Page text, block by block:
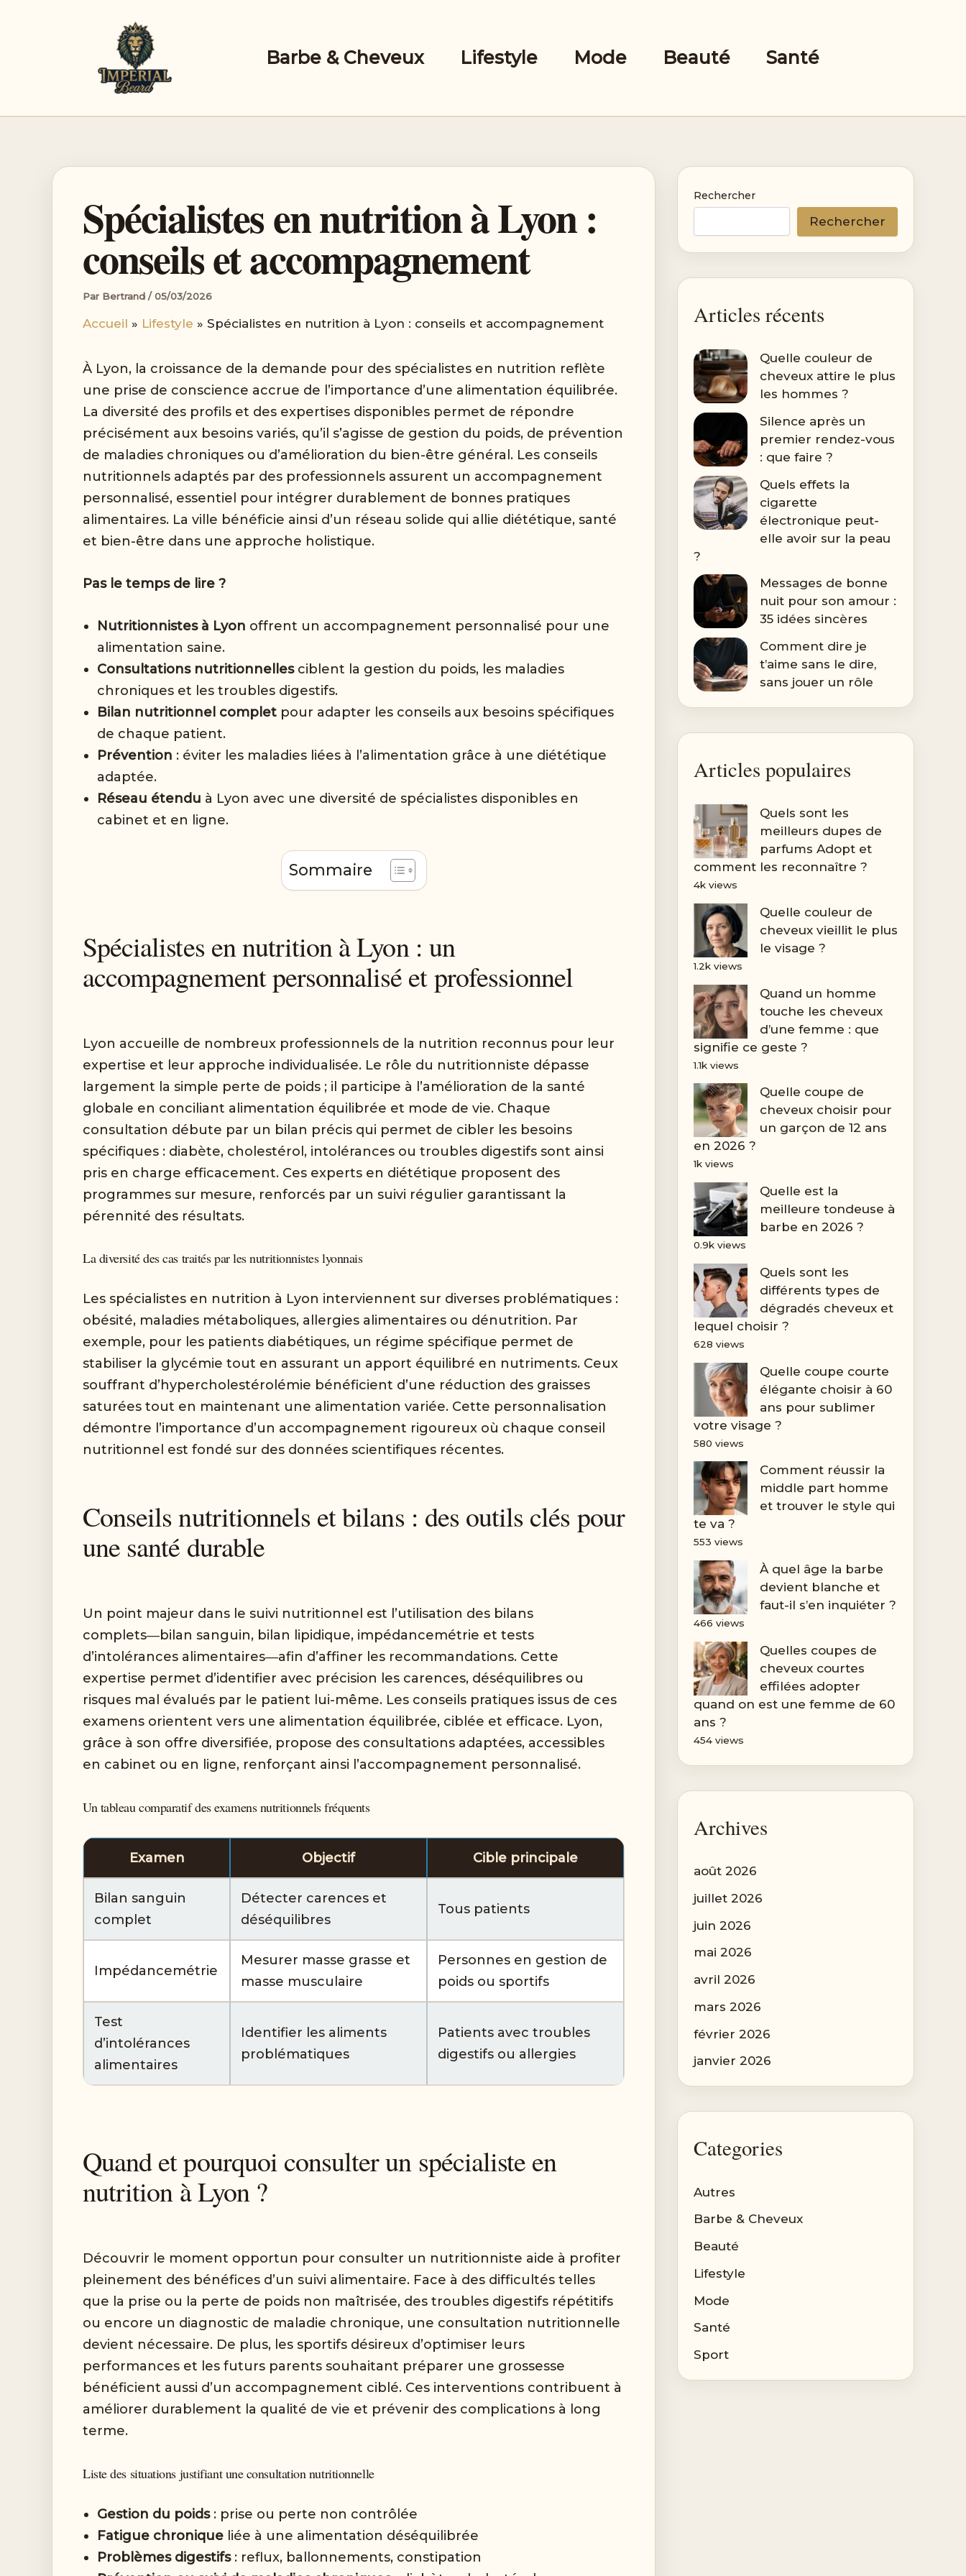
Barbe & Cheveux Lifestyle Mode Beauté Santé
Spécialistes en nutrition à Lyon :
conseils et accompagnement
Par Bertrand /05/03/2026
Accueil Lifestyle Spécialistes en nutrition à Lyon : conseils et accompagnement
À Lyon, la croissance de la demande pour des spécialistes en nutrition reflète
une prise de conscience accrue de l’importance d’une alimentation équilibrée.
La diversité des profils et des expertises disponibles permet de répondre
précisément aux besoins variés, qu’il s’agisse de gestion du poids, de prévention
de maladies chroniques ou d’amélioration du bien-être général. Les conseils
nutritionnels adaptés par des professionnels assurent un accompagnement
personnalisé, essentiel pour intégrer durablement de bonnes pratiques
alimentaires. La ville bénéficie ainsi d’un réseau solide qui allie diététique, santé
et bien-être dans une approche holistique.
Pas le temps de lire ?
Nutritionnistes à Lyon offrent un accompagnement personnalisé pour une
alimentation saine.
Consultations nutritionnellesciblent la gestion du poids, les maladies
chroniques et les troubles digestifs.
Bilan nutritionnel complet pour adapter les conseils aux besoins spécifiques
de chaque patient.
Prévention : éviter les maladies liées à l’alimentation grâce à une diététique
adaptée.
Réseau étendu à Lyon avec une diversité de spécialistes disponibles en
cabinet et en ligne.
Sommaire
Spécialistes en nutrition à Lyon : un
accompagnement personnalisé et professionnel
Lyon accueille de nombreux professionnels de la nutrition reconnus pour leur
expertise et leur approche individualisée. Le rôle du nutritionniste dépasse
largement la simple perte de poids ; il participe à l’amélioration de la santé
globale en conciliant alimentation équilibrée et mode de vie. Chaque
consultation débute par un bilan précis qui permet de cibler les besoins
spécifiques : diabète, cholestérol, intolérances ou troubles digestifs sont ainsi
pris en charge efficacement. Ces experts en diététique proposent des
programmes sur mesure, renforcés par un suivi régulier garantissant la
pérennité des résultats.
La diversité des cas traités par les nutritionnistes lyonnais
Les spécialistes en nutrition à Lyon interviennent sur diverses problématiques :
obésité, maladies métaboliques, allergies alimentaires ou dénutrition. Par
exemple, pour les patients diabétiques, un régime spécifique permet de
stabiliser la glycémie tout en assurant un apport équilibré en nutriments. Ceux
souffrant d’hypercholestérolémie bénéficient d’une réduction des graisses
saturées tout en maintenant une alimentation variée. Cette personnalisation
démontre l’importance d’un accompagnement rigoureux où chaque conseil
nutritionnel est fondé sur des données scientifiques récentes.
Conseils nutritionnels et bilans : des outils clés pour
une santé durable
Un point majeur dans le suivi nutritionnel est l’utilisation des bilans
complets―bilan sanguin, bilan lipidique, impédancemétrie et tests
d’intolérances alimentaires―afin d’affiner les recommandations. Cette
expertise permet d’identifier avec précision les carences, déséquilibres ou
risques mal évalués par le patient lui-même. Les conseils pratiques issus de ces
examens orientent vers une alimentation équilibrée, ciblée et efficace. Lyon,
grâce à son offre diversifiée, propose des consultations adaptées, accessibles
en cabinet ou en ligne, renforçant ainsi l’accompagnement personnalisé.
Un tableau comparatif des examens nutritionnels fréquents
Examen Objectif Cible principale
Bilan sanguin
complet
Détecter carences et
déséquilibres
Tous patients
Impédancemétrie
Mesurer masse grasse et
masse musculaire
Personnes en gestion de
poids ou sportifs
Test
d’intolérances
alimentaires
Identifier les aliments
problématiques
Patients avec troubles
digestifs ou allergies
Quand et pourquoi consulter un spécialiste en
nutrition à Lyon ?
Découvrir le moment opportun pour consulter un nutritionniste aide à profiter
pleinement des bénéfices d’un suivi alimentaire. Face à des difficultés telles
que la prise ou la perte de poids non maîtrisée, des troubles digestifs répétitifs
ou encore un diagnostic de maladie chronique, une consultation nutritionnelle
devient nécessaire. De plus, les sportifs désireux d’optimiser leurs
performances et les futurs parents souhaitant préparer une grossesse
bénéficient aussi d’un accompagnement ciblé. Ces interventions contribuent à
améliorer durablement la qualité de vie et prévenir des complications à long
terme.
Liste des situations justifiant une consultation nutritionnelle
Gestion du poids: prise ou perte non contrôlée
Fatigue chronique liée à une alimentation déséquilibrée
Problèmes digestifs: reflux, ballonnements, constipation
Rechercher
Rechercher
Articles récents
Quelle couleur de
cheveux attire le plus
les hommes ?
Silence après un
premier rendez-vous
: que faire ?
Quels effets la
cigarette
électronique peut-
elle avoir sur la peau
?
Messages de bonne
nuit pour son amour :
35 idées sincères
Comment dire je
t’aime sans le dire,
sans jouer un rôle
Articles populaires
Quels sont les
meilleurs dupes de
parfums Adopt et
comment les reconnaître ?
4k views
Quelle couleur de
cheveux vieillit le plus
le visage ?
1.2k views
Quand un homme
touche les cheveux
d’une femme : que
signifie ce geste ?
1.1k views
Quelle coupe de
cheveux choisir pour
un garçon de 12 ans
en 2026 ?
1k views
Quelle est la
meilleure tondeuse à
barbe en 2026 ?
0.9k views
Quels sont les
différents types de
dégradés cheveux et
lequel choisir ?
628 views
Quelle coupe courte
élégante choisir à 60
ans pour sublimer
votre visage ?
580 views
Comment réussir la
middle part homme
et trouver le style qui
te va ?
553 views
À quel âge la barbe
devient blanche et
faut-il s’en inquiéter ?
466 views
Quelles coupes de
cheveux courtes
effilées adopter
quand on est une femme de 60
ans ?
454 views
Archives
août 2026
juillet 2026
juin 2026
mai 2026
avril 2026
mars 2026
février 2026
janvier 2026
Categories
Autres
Barbe & Cheveux
Beauté
Lifestyle
Mode
Santé
Sport